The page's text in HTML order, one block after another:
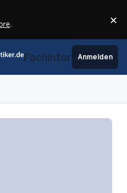
. ×
Fachinformatiker.de
Anmelden